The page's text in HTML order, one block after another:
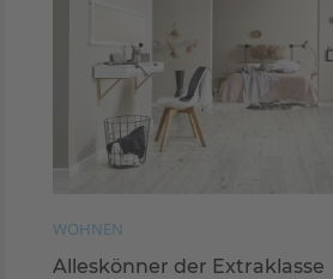
WOHNEN
Alleskönner der Extraklasse